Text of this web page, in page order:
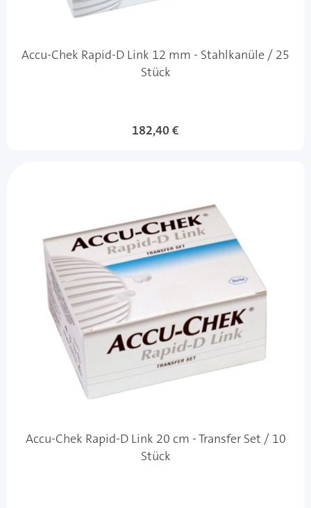
Accu-Chek Rapid-D Link 12 mm - Stahlkanüle / 25
Stück
182,40 €
Accu-Chek Rapid-D Link 20 cm - Transfer Set / 10
Stück